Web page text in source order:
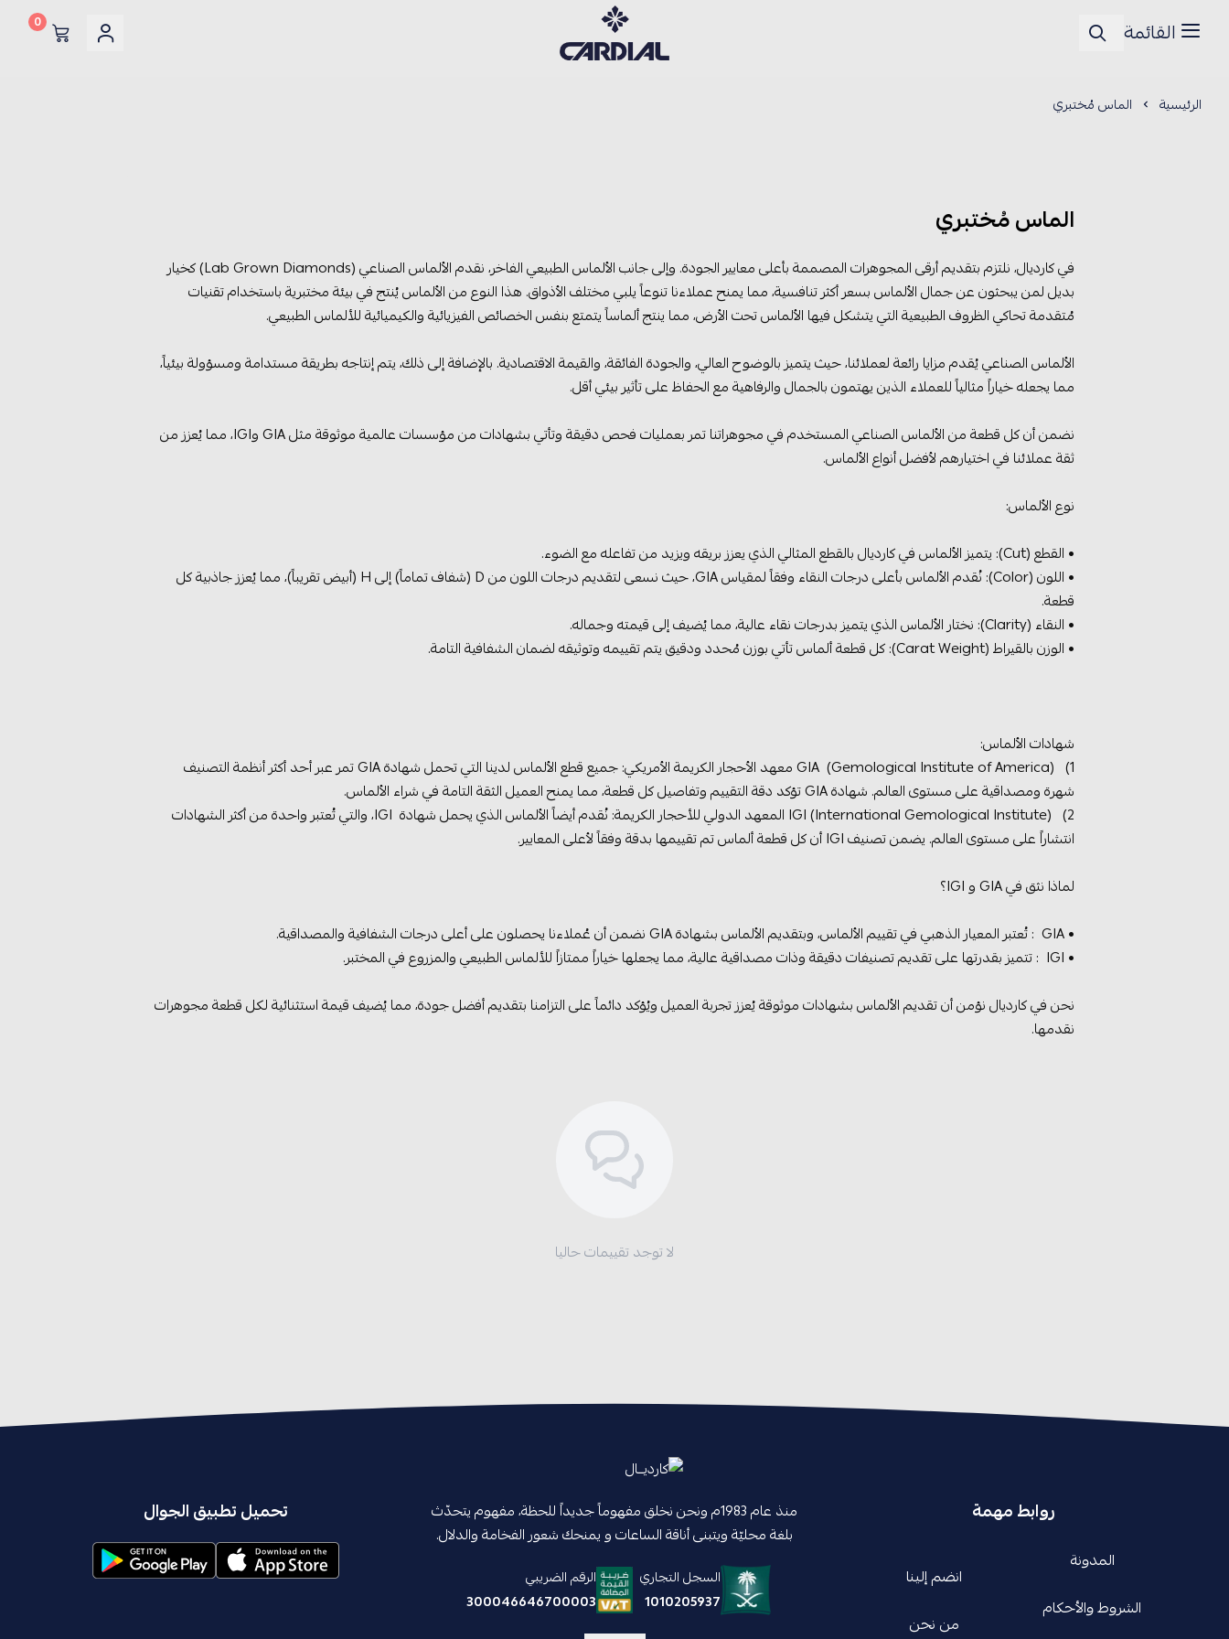
القائمة كارديــال
0
الرئيسية الماس مُختبري
الماس مُختبري
في كارديال، نلتزم بتقديم أرقى المجوهرات المصممة بأعلى معايير الجودة. وإلى جانب الألماس الطبيعي الفاخر، نقدم الألماس الصناعي (Lab Grown Diamonds) كخيار
بديل لمن يبحثون عن جمال الألماس بسعر أكثر تنافسية، مما يمنح عملاءنا تنوعاً يلبي مختلف الأذواق. هذا النوع من الألماس يُنتج في بيئة مختبرية باستخدام تقنيات
مُتقدمة تحاكي الظروف الطبيعية التي يتشكل فيها الألماس تحت الأرض، مما ينتج ألماساً يتمتع بنفس الخصائص الفيزيائية والكيميائية للألماس الطبيعي.
الألماس الصناعي يُقدم مزايا رائعة لعملائنا، حيث يتميز بالوضوح العالي، والجودة الفائقة، والقيمة الاقتصادية. بالإضافة إلى ذلك، يتم إنتاجه بطريقة مستدامة ومسؤولة بيئياً،
مما يجعله خياراً مثالياً للعملاء الذين يهتمون بالجمال والرفاهية مع الحفاظ على تأثير بيئي أقل.
نضمن أن كل قطعة من الألماس الصناعي المستخدم في مجوهراتنا تمر بعمليات فحص دقيقة وتأتي بشهادات من مؤسسات عالمية موثوقة مثل GIA وIGI، مما يُعزز من
ثقة عملائنا في اختيارهم لأفضل أنواع الألماس.
نوع الألماس:
• القطع (Cut): يتميز الألماس في كارديال بالقطع المثالي الذي يعزز بريقه ويزيد من تفاعله مع الضوء.
• اللون (Color): نُقدم الألماس بأعلى درجات النقاء وفقاً لمقياس GIA، حيث نسعى لتقديم درجات اللون من D (شفاف تماماً) إلى H (أبيض تقريباً)، مما يُعزز جاذبية كل
قطعة.
• النقاء (Clarity): نختار الألماس الذي يتميز بدرجات نقاء عالية، مما يُضيف إلى قيمته وجماله.
• الوزن بالقيراط (Carat Weight): كل قطعة ألماس تأتي بوزن مُحدد ودقيق يتم تقييمه وتوثيقه لضمان الشفافية التامة.
شهادات الألماس:
1) GIA (Gemological Institute of America) معهد الأحجار الكريمة الأمريكي: جميع قطع الألماس لدينا التي تحمل شهادة GIA تمر عبر أحد أكثر أنظمة التصنيف
شهرة ومصداقية على مستوى العالم. شهادة GIA تؤكد دقة التقييم وتفاصيل كل قطعة، مما يمنح العميل الثقة التامة في شراء الألماس.
2) IGI (International Gemological Institute) المعهد الدولي للأحجار الكريمة: نُقدم أيضاً الألماس الذي يحمل شهادة IGI، والتي تُعتبر واحدة من أكثر الشهادات
انتشاراً على مستوى العالم. يضمن تصنيف IGI أن كل قطعة ألماس تم تقييمها بدقة وفقاً لأعلى المعايير.
لماذا نثق في GIA و IGI؟
• GIA : تُعتبر المعيار الذهبي في تقييم الألماس، وبتقديم الألماس بشهادة GIA نضمن أن عُملاءنا يحصلون على أعلى درجات الشفافية والمصداقية.
• IGI : تتميز بقدرتها على تقديم تصنيفات دقيقة وذات مصداقية عالية، مما يجعلها خياراً ممتازاً للألماس الطبيعي والمزروع في المختبر.
نحن في كارديال نؤمن أن تقديم الألماس بشهادات موثوقة يُعزز تجربة العميل ويُؤكد دائماً على التزامنا بتقديم أفضل جودة، مما يُضيف قيمة استثنائية لكل قطعة مجوهرات
نقدمها.
لا توجد تقييمات حاليا
روابط مهمة
المدونة
الشروط والأحكام
انضم إلينا
من نحن
منذ عام 1983م ونحن نخلق مفهوماً جديداً للحظة، مفهوم يتحدّث
بلغة محليّة ويتبنى أناقة الساعات و يمنحك شعور الفخامة والدلال.
السجل التجاري
1010205937
الرقم الضريبي
300046646700003
تحميل تطبيق الجوال